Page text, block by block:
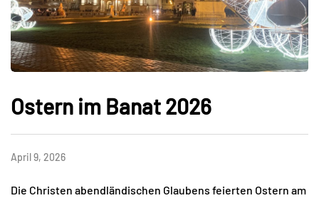
Ostern im Banat 2026
April 9, 2026
Die Christen abendländischen Glaubens feierten Ostern am